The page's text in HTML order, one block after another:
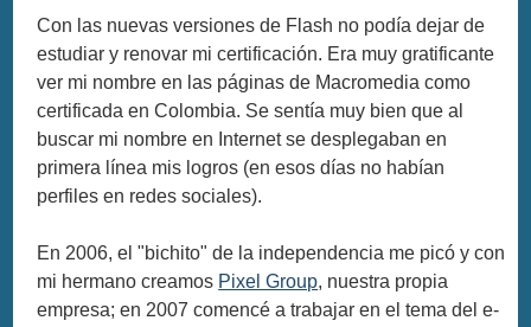
Con las nuevas versiones de Flash no podía dejar de
estudiar y renovar mi certificación. Era muy gratificante
ver mi nombre en las páginas de Macromedia como
certificada en Colombia. Se sentía muy bien que al
buscar mi nombre en Internet se desplegaban en
primera línea mis logros (en esos días no habían
perfiles en redes sociales).
En 2006, el "bichito" de la independencia me picó y con
mi hermano creamos Pixel Group, nuestra propia
empresa; en 2007 comencé a trabajar en el tema del e-